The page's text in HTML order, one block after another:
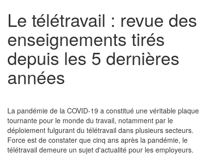
Le télétravail : revue des
enseignements tirés
depuis les 5 dernières
années
La pandémie de la COVID-19 a constitué une véritable plaque
tournante pour le monde du travail, notamment par le
déploiement fulgurant du télétravail dans plusieurs secteurs.
Force est de constater que cinq ans après la pandémie, le
télétravail demeure un sujet d'actualité pour les employeurs.